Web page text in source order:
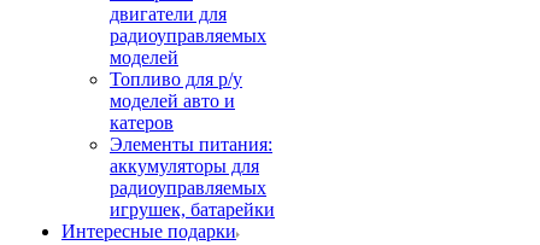
двигатели для
радиоуправляемых
моделей
Топливо для р/у
моделей авто и
катеров
Элементы питания:
аккумуляторы для
радиоуправляемых
игрушек, батарейки
Интересные подарки